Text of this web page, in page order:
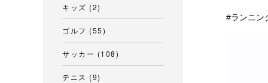
ランニン
キッズ (2)
ゴルフ (55)
サッカー (108)
テニス (9)